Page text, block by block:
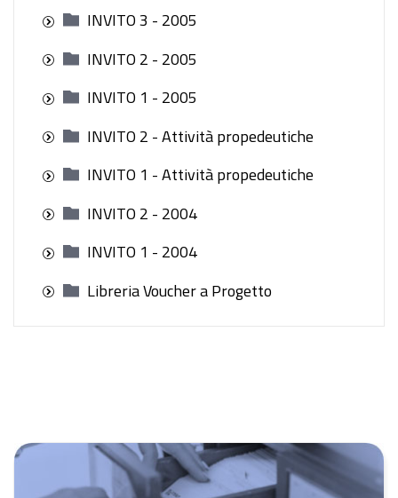
INVITO 3 - 2005
INVITO 2 - 2005
INVITO 1 - 2005
INVITO 2 - Attività propedeutiche
INVITO 1 - Attività propedeutiche
INVITO 2 - 2004
INVITO 1 - 2004
Libreria Voucher a Progetto